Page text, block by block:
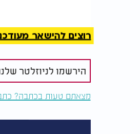
מה מותר ומה אסור
רוצים להישאר
הירשמו לניוזלטר
מצאתם טעות בכתבה?